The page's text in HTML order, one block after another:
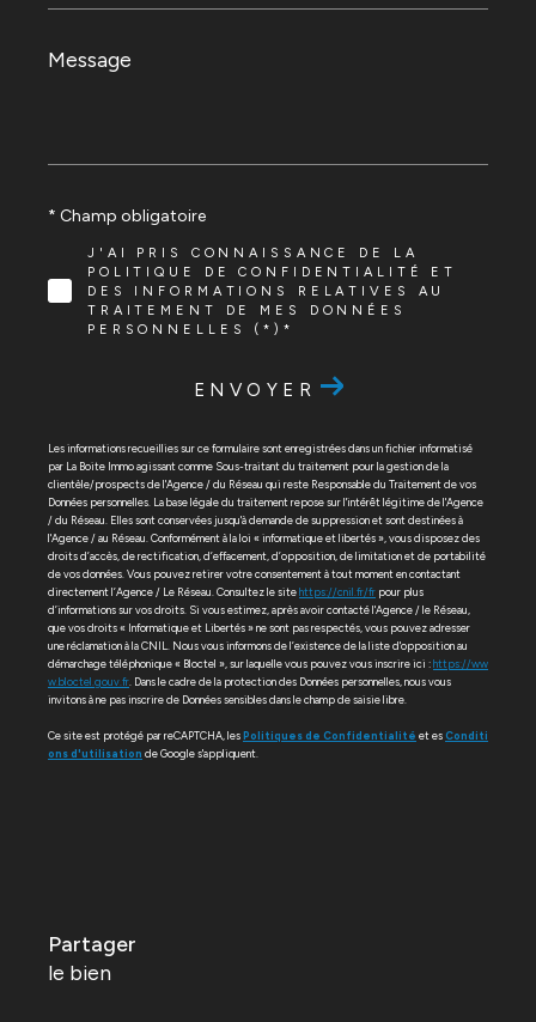
Message
*
J'AI PRIS CONNAISSANCE DE LA
POLITIQUE DE CONFIDENTIALITÉ ET
DES INFORMATIONS RELATIVES AU
TRAITEMENT DE MES DONNÉES
PERSONNELLES (*)*
* Champ obligatoire
ENVOYER
Les informations recueillies sur ce formulaire sont enregistrées dans un fichier informatisé
par La Boite Immo agissant comme Sous-traitant du traitement pour la gestion de la
clientèle/prospects de l'Agence / du Réseau qui reste Responsable du Traitement de vos
Données personnelles. La base légale du traitement repose sur l'intérêt légitime de l'Agence
/ du Réseau. Elles sont conservées jusqu'à demande de suppression et sont destinées à
l'Agence / au Réseau. Conformément à la loi « informatique et libertés », vous disposez des
droits d’accès, de rectification, d’effacement, d’opposition, de limitation et de portabilité
de vos données. Vous pouvez retirer votre consentement à tout moment en contactant
directement l’Agence / Le Réseau. Consultez le site https://cnil.fr/fr pour plus
d’informations sur vos droits. Si vous estimez, après avoir contacté l'Agence / le Réseau,
que vos droits « Informatique et Libertés » ne sont pas respectés, vous pouvez adresser
une réclamation à la CNIL. Nous vous informons de l’existence de la liste d'opposition au
démarchage téléphonique « Bloctel », sur laquelle vous pouvez vous inscrire ici : https://ww
w.bloctel.gouv.fr. Dans le cadre de la protection des Données personnelles, nous vous
invitons à ne pas inscrire de Données sensibles dans le champ de saisie libre.
Ce site est protégé par reCAPTCHA, les Politiques de Confidentialité et esConditi
ons d'utilisation de Google s'appliquent.
partager
le bien